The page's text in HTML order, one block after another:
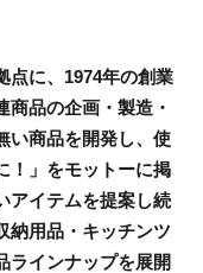
点に、1974年の創業
商品の企画・製造・
い商品を開発し、使
！」をモットーに掲
アイテムを提案し続
納用品・キッチンツ
ラインナップを展開